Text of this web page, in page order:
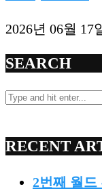
2026년 06월 17
SEARCH
RECENT
2번째 월드